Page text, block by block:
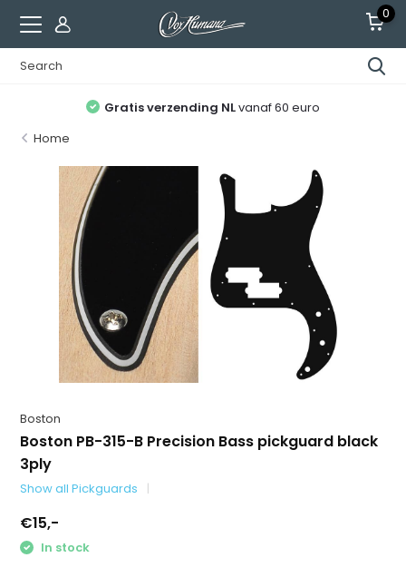
0
Gratis verzending NLvanaf 60 euro
Home
Boston
Boston PB-315-B Precision Bass pickguard black
3ply
Show all Pickguards
€15,-
In stock